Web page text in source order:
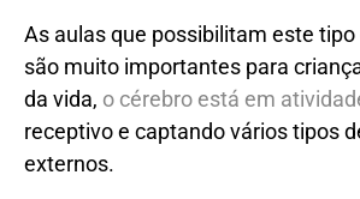
As aulas que possibilitam este
são muito importantes para
da vida, o cérebro está em
receptivo e captando vários tipos
externos.